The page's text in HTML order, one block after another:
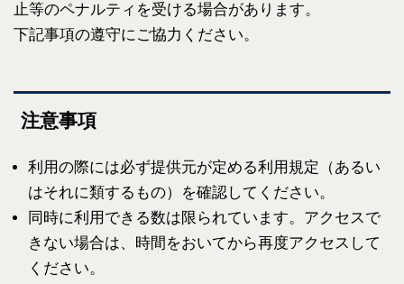
止等のペナルティを受ける場合があります。
下記事項の遵守にご協力ください。
注意事項
利用の際には必ず提供元が定める利用規定（あるい
はそれに類するもの）を確認してください。
同時に利用できる数は限られています。アクセスで
きない場合は、時間をおいてから再度アクセスして
ください。